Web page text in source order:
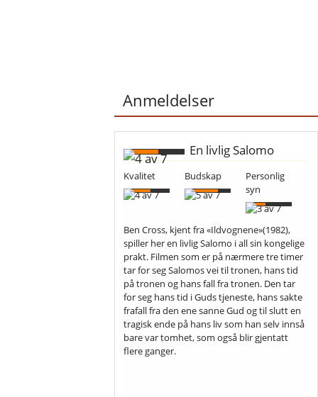
Anmeldelser
En livlig Salomo
Kvalitet Budskap
Personlig
syn
Ben Cross, kjent fra «Ildvognene»(1982),
spiller her en livlig Salomo i all sin kongelige
prakt. Filmen som er på nærmere tre timer
tar for seg Salomos vei til tronen, hans tid
på tronen og hans fall fra tronen. Den tar
for seg hans tid i Guds tjeneste, hans sakte
frafall fra den ene sanne Gud og til slutt en
tragisk ende på hans liv som han selv innså
bare var tomhet, som også blir gjentatt
flere ganger.